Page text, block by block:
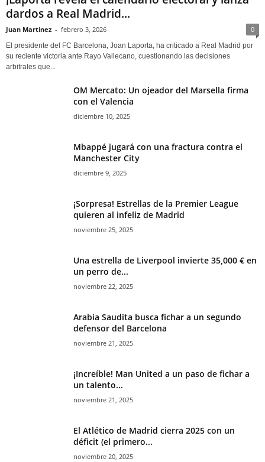
dardos a Real Madrid...
Juan Martinez - febrero 3, 2026 0
El presidente del FC Barcelona, Joan Laporta, ha criticado a Real Madrid por
su reciente victoria ante Rayo Vallecano, cuestionando las decisiones
arbitrales que...
OM Mercato: Un ojeador del Marsella firma
con el Valencia
diciembre 10, 2025
Mbappé jugará con una fractura contra el
Manchester City
diciembre 9, 2025
¡Sorpresa! Estrellas de la Premier League
quieren al infeliz de Madrid
noviembre 25, 2025
Una estrella de Liverpool invierte 35,000 € en
un perro de...
noviembre 22, 2025
Arabia Saudita busca fichar a un segundo
defensor del Barcelona
noviembre 21, 2025
¡Increíble! Man United a un paso de fichar a
un talento...
noviembre 21, 2025
El Atlético de Madrid cierra 2025 con un
déficit (el primero...
noviembre 20, 2025